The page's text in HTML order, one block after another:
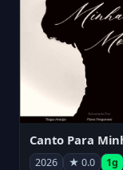
2026 ★ 0.0 1g